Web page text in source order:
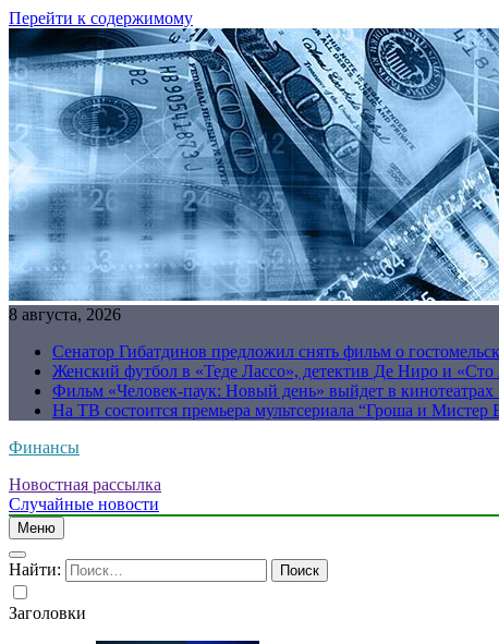
Перейти к содержимому
8 августа, 2026
Сенатор Гибатдинов предложил снять фильм о
Женский футбол в «Теде Лассо», детектив Де Ниро и «Сто
Фильм «Человек-паук: Новый день» выйдет в кинотеатрах
На ТВ состоится премьера мультсериала “Гроша и Мистер
Финансы
Новостная рассылка
Случайные новости
Меню
Найти:
Заголовки